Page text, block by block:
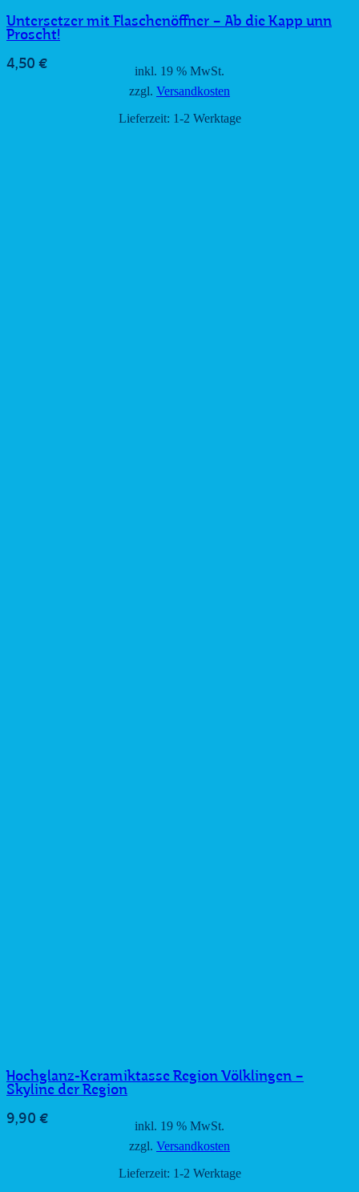
Untersetzer mit Flaschenöffner – Ab die Kapp unn
Proscht!
4,50 €
inkl. 19 % MwSt.
zzgl. Versandkosten
Lieferzeit: 1-2 Werktage
Hochglanz-Keramiktasse Region Völklingen –
Skyline der Region
9,90 €
inkl. 19 % MwSt.
zzgl. Versandkosten
Lieferzeit: 1-2 Werktage